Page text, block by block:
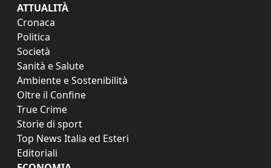
ATTUALITÀ
Cronaca
Politica
Società
Sanità e Salute
Ambiente e Sostenibilità
Oltre il Confine
True Crime
Storie di sport
Top News Italia ed Esteri
Editoriali